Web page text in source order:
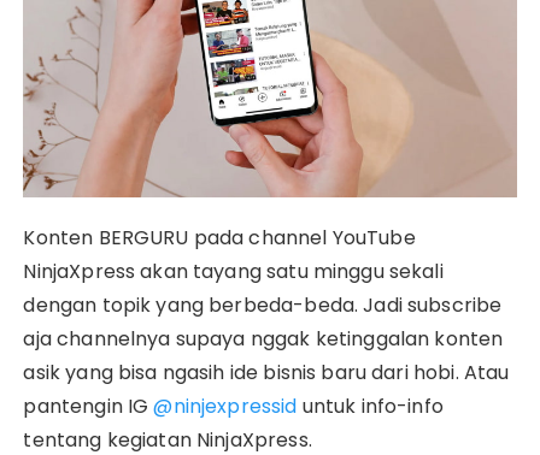
Konten BERGURU pada channel YouTube
NinjaXpress akan tayang satu minggu sekali
dengan topik yang berbeda-beda. Jadi subscribe
aja channelnya supaya nggak ketinggalan konten
asik yang bisa ngasih ide bisnis baru dari hobi. Atau
pantengin IG@ninjexpressid untuk info-info
tentang kegiatan NinjaXpress.